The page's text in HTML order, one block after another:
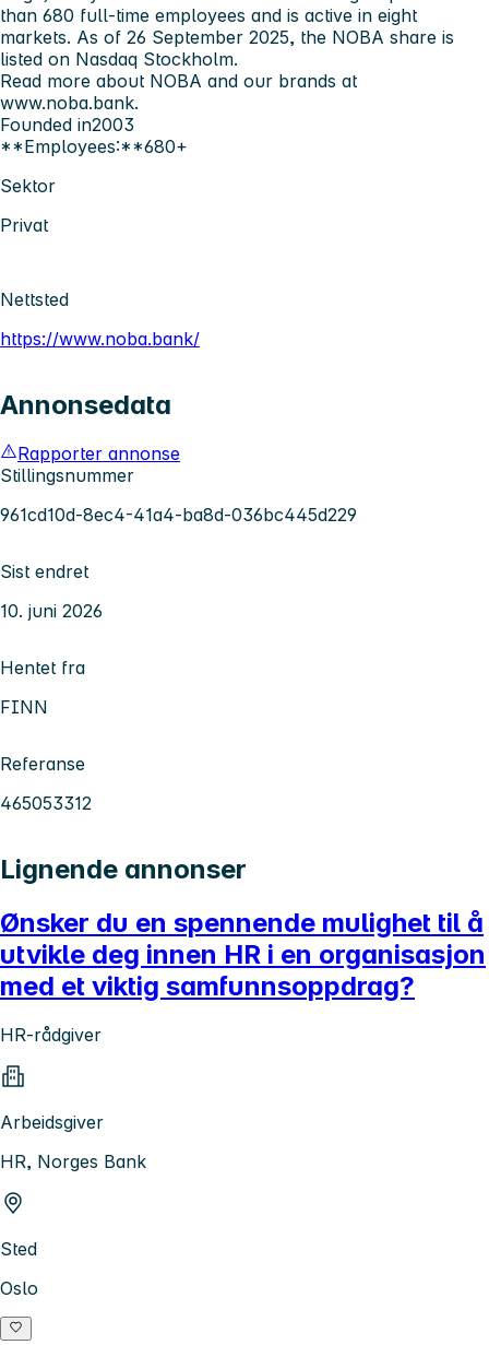
than 680 full-time employees and is active in eight
markets. As of 26 September 2025, the NOBA share is
listed on Nasdaq Stockholm.
Read more about NOBA and our brands at
www.noba.bank.
Founded in2003
**Employees:**680+
Sektor
Privat
Nettsted
https://www.noba.bank/
Annonsedata
Rapporter annonse
Stillingsnummer
961cd10d-8ec4-41a4-ba8d-036bc445d229
Sist endret
10. juni 2026
Hentet fra
FINN
Referanse
465053312
Lignende annonser
Ønsker du en spennende mulighet til å
utvikle deg innen HR i en organisasjon
med et viktig samfunnsoppdrag?
HR-rådgiver
Arbeidsgiver
HR, Norges Bank
Sted
Oslo